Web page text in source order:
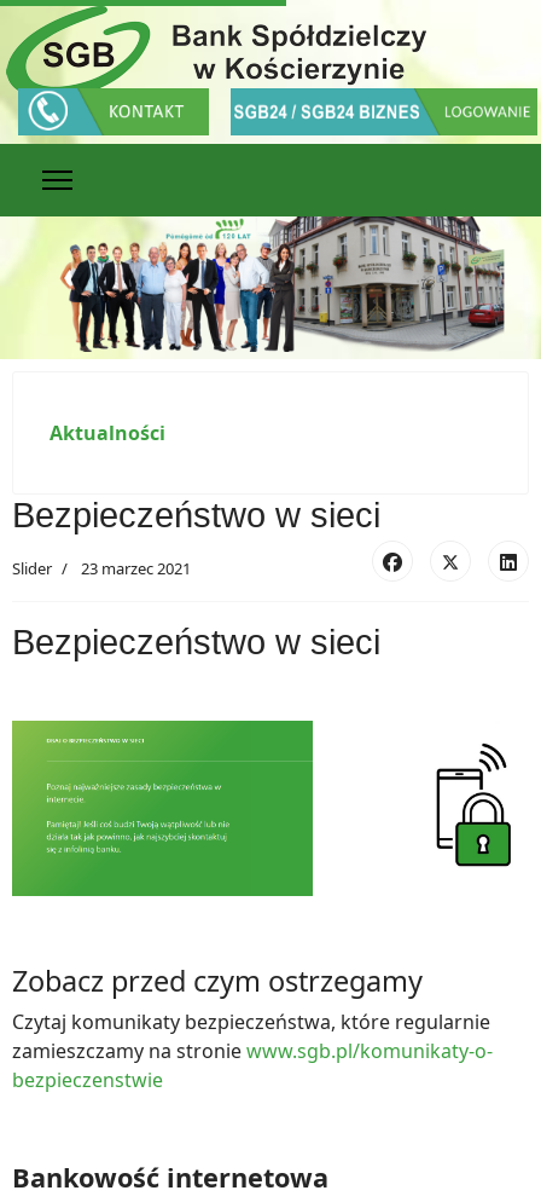
Aktualności
Bezpieczeństwo w sieci
Slider 23 marzec 2021
Bezpieczeństwo w sieci
Zobacz przed czym ostrzegamy
Czytaj komunikaty bezpieczeństwa, które regularnie
zamieszczamy na stroniewww.sgb.pl/komunikaty-o-
bezpieczenstwie
Bankowość internetowa